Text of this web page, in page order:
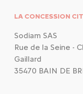
LA CONCESSION
Sodiam SAS
Rue de la Seine -
Gaillard
35470 BAIN DE